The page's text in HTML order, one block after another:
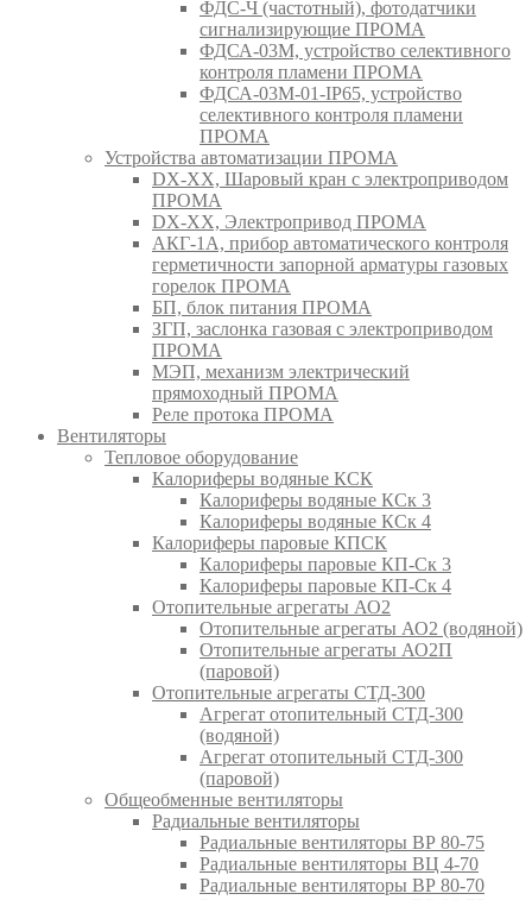
ФДС-Ч (частотный), фотодатчики
сигнализирующие ПРОМА
ФДСА-03М, устройство селективного
контроля пламени ПРОМА
ФДСА-03М-01-IP65, устройство
селективного контроля пламени
ПРОМА
Устройства автоматизации ПРОМА
DX-XX, Шаровый кран c электроприводом
ПРОМА
DX-XX, Электропривод ПРОМА
АКГ-1А, прибор автоматического контроля
герметичности запорной арматуры газовых
горелок ПРОМА
БП, блок питания ПРОМА
ЗГП, заслонка газовая с электроприводом
ПРОМА
МЭП, механизм электрический
прямоходный ПРОМА
Реле протока ПРОМА
Вентиляторы
Тепловое оборудование
Калориферы водяные КСК
Калориферы водяные КСк 3
Калориферы водяные КСк 4
Калориферы паровые КПСК
Калориферы паровые КП-Ск 3
Калориферы паровые КП-Ск 4
Отопительные агрегаты АО2
Отопительные агрегаты АО2 (водяной)
Отопительные агрегаты АО2П
(паровой)
Отопительные агрегаты СТД-300
Агрегат отопительный СТД-300
(водяной)
Агрегат отопительный СТД-300
(паровой)
Общеобменные вентиляторы
Радиальные вентиляторы
Радиальные вентиляторы ВР 80-75
Радиальные вентиляторы ВЦ 4-70
Радиальные вентиляторы ВР 80-70